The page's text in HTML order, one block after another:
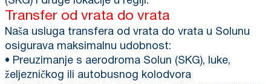
Transfer od vrata do vrata
Naša usluga transfera od vrata do vrata u Solunu
osigurava maksimalnu udobnost:
• Preuzimanje s aerodroma Solun (SKG), luke,
željezničkog ili autobusnog kolodvora